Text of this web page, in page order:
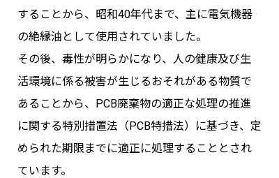
することから、昭和40年代まで、主に電気機器
の絶縁油として使用されていました。
その後、毒性が明らかになり、人の健康及び生
活環境に係る被害が生じるおそれがある物質で
あることから、PCB廃棄物の適正な処理の推進
に関する特別措置法（PCB特措法）に基づき、定
められた期限までに適正に処理することとされ
ています。